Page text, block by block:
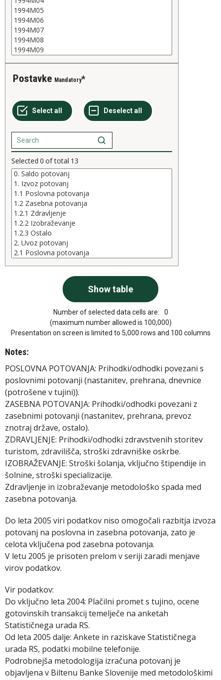
Postavke Mandatory
Selected 0 of total 13
Number of selected data cells are:
0
(maximum number allowed is 100,000)
Presentation on screen is limited to 5,000 rows and 100 columns
Notes:
POSLOVNA POTOVANJA: Prihodki/odhodki povezani s
poslovnimi potovanji (nastanitev, prehrana, dnevnice
(potrošene v tujini)).
ZASEBNA POTOVANJA: Prihodki/odhodki povezani z
zasebnimi potovanji (nastanitev, prehrana, prevoz
znotraj države, ostalo).
ZDRAVLJENJE: Prihodki/odhodki zdravstvenih storitev
turistom, zdravilišča, stroški zdravniške oskrbe.
IZOBRAŽEVANJE: Stroški šolanja, vključno štipendije in
šolnine, stroški specializacije.
Zdravljenje in izobraževanje metodološko spada med
zasebna potovanja.
Do leta 2005 viri podatkov niso omogočali razbitja izvoza
potovanj na poslovna in zasebna potovanja, zato je
celota vključena pod zasebna potovanja.
V letu 2005 je prisoten prelom v seriji zaradi menjave
virov podatkov.
Vir podatkov:
Do vključno leta 2004: Plačilni promet s tujino, ocene
gotovinskih transakcij temelječe na anketah
Statističnega urada RS.
Od leta 2005 dalje: Ankete in raziskave Statističnega
urada RS, podatki mobilne telefonije.
Podrobnejša metodologija izračuna potovanj je
objavljena v Biltenu Banke Slovenije med metodološkimi